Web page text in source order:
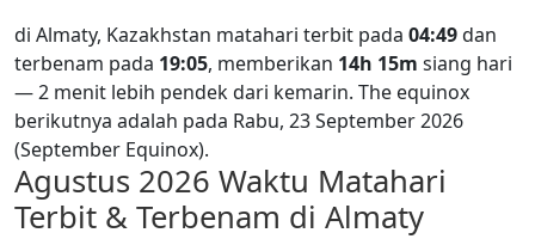
di Almaty, Kazakhstan matahari terbit pada 04:49dan
terbenam pada 19:05, memberikan 14h 15m siang hari
— 2 menit lebih pendek dari kemarin. The equinox
berikutnya adalah pada Rabu, 23 September 2026
(September Equinox).
Agustus 2026 Waktu Matahari
Terbit & Terbenam di Almaty